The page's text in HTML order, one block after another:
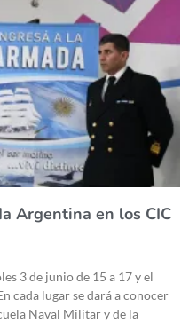
Argentina en los CIC
3 de junio de 15 a 17 y el
cada lugar se dará a conocer
Naval Militar y de la